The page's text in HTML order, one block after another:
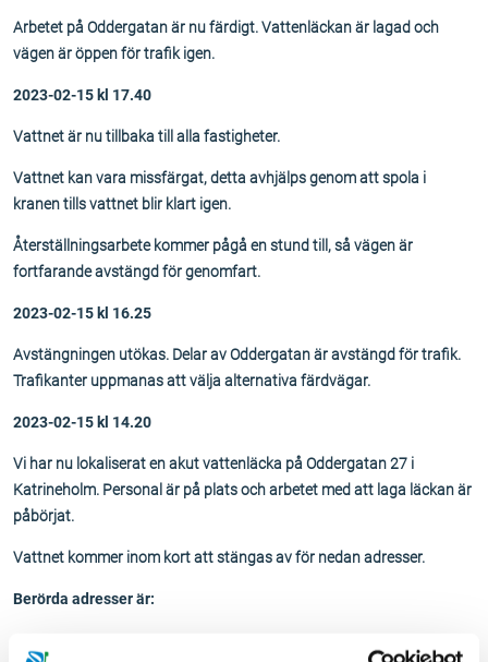
Arbetet på Oddergatan är nu färdigt. Vattenläckan är lagad och
vägen är öppen för trafik igen.
2023-02-15 kl 17.40
Vattnet är nu tillbaka till alla fastigheter.
Vattnet kan vara missfärgat, detta avhjälps genom att spola i
kranen tills vattnet blir klart igen.
Återställningsarbete kommer pågå en stund till, så vägen är
fortfarande avstängd för genomfart.
2023-02-15 kl 16.25
Avstängningen utökas. Delar av Oddergatan är avstängd för trafik.
Trafikanter uppmanas att välja alternativa färdvägar.
2023-02-15 kl 14.20
Vi har nu lokaliserat en akut vattenläcka på Oddergatan 27 i
Katrineholm. Personal är på plats och arbetet med att laga läckan är
påbörjat.
Vattnet kommer inom kort att stängas av för nedan adresser.
Berörda adresser är: